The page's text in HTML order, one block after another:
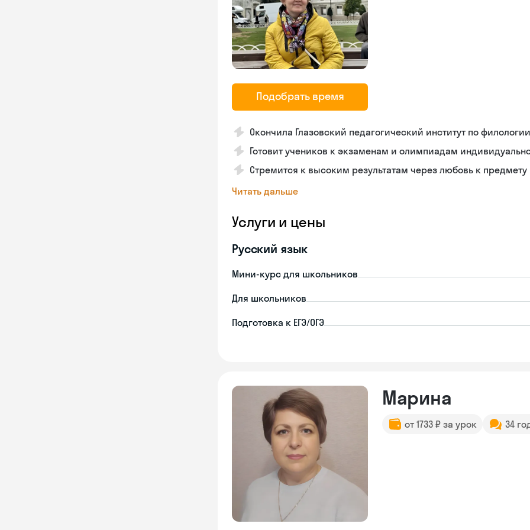
Подобрать время
Окончила Глазовский педагогический институт по филологии
Готовит учеников к экзаменам и олимпиадам
Стремится к высоким результатам через любовь к предмету
Читать дальше
Услуги и цены
Русский язык
Мини-курс для школьников
Для школьников
Подготовка к ЕГЭ/ОГЭ
Марина
от 1733 ₽ за урок 34